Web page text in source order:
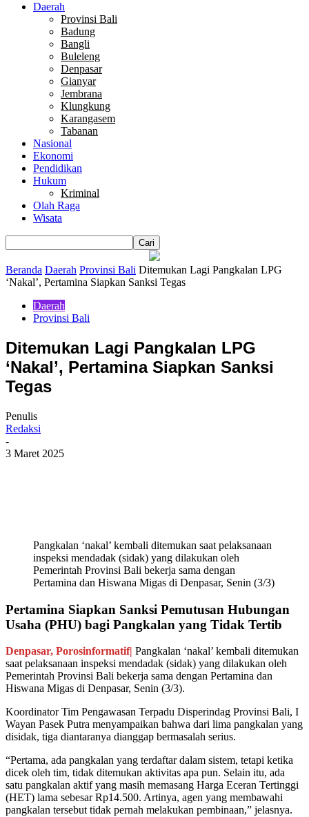
Daerah
Provinsi Bali
Badung
Bangli
Buleleng
Denpasar
Gianyar
Jembrana
Klungkung
Karangasem
Tabanan
Nasional
Ekonomi
Pendidikan
Hukum
Kriminal
Olah Raga
Wisata
Beranda Daerah Provinsi Bali Ditemukan Lagi Pangkalan LPG
‘Nakal’, Pertamina Siapkan Sanksi Tegas
Daerah
Provinsi Bali
Ditemukan Lagi Pangkalan LPG
‘Nakal’, Pertamina Siapkan Sanksi
Tegas
Penulis
Redaksi
-
3 Maret 2025
Pangkalan ‘nakal’ kembali ditemukan saat pelaksanaan
inspeksi mendadak (sidak) yang dilakukan oleh
Pemerintah Provinsi Bali bekerja sama dengan
Pertamina dan Hiswana Migas di Denpasar, Senin (3/3)
Pertamina Siapkan Sanksi Pemutusan Hubungan
Usaha (PHU) bagi Pangkalan yang Tidak Tertib
Denpasar, Porosinformatif| Pangkalan ‘nakal’ kembali ditemukan
saat pelaksanaan inspeksi mendadak (sidak) yang dilakukan oleh
Pemerintah Provinsi Bali bekerja sama dengan Pertamina dan
Hiswana Migas di Denpasar, Senin (3/3).
Koordinator Tim Pengawasan Terpadu Disperindag Provinsi Bali, I
Wayan Pasek Putra menyampaikan bahwa dari lima pangkalan yang
disidak, tiga diantaranya dianggap bermasalah serius.
“Pertama, ada pangkalan yang terdaftar dalam sistem, tetapi ketika
dicek oleh tim, tidak ditemukan aktivitas apa pun. Selain itu, ada
satu pangkalan aktif yang masih memasang Harga Eceran Tertinggi
(HET) lama sebesar Rp14.500. Artinya, agen yang membawahi
pangkalan tersebut tidak pernah melakukan pembinaan,” jelasnya.